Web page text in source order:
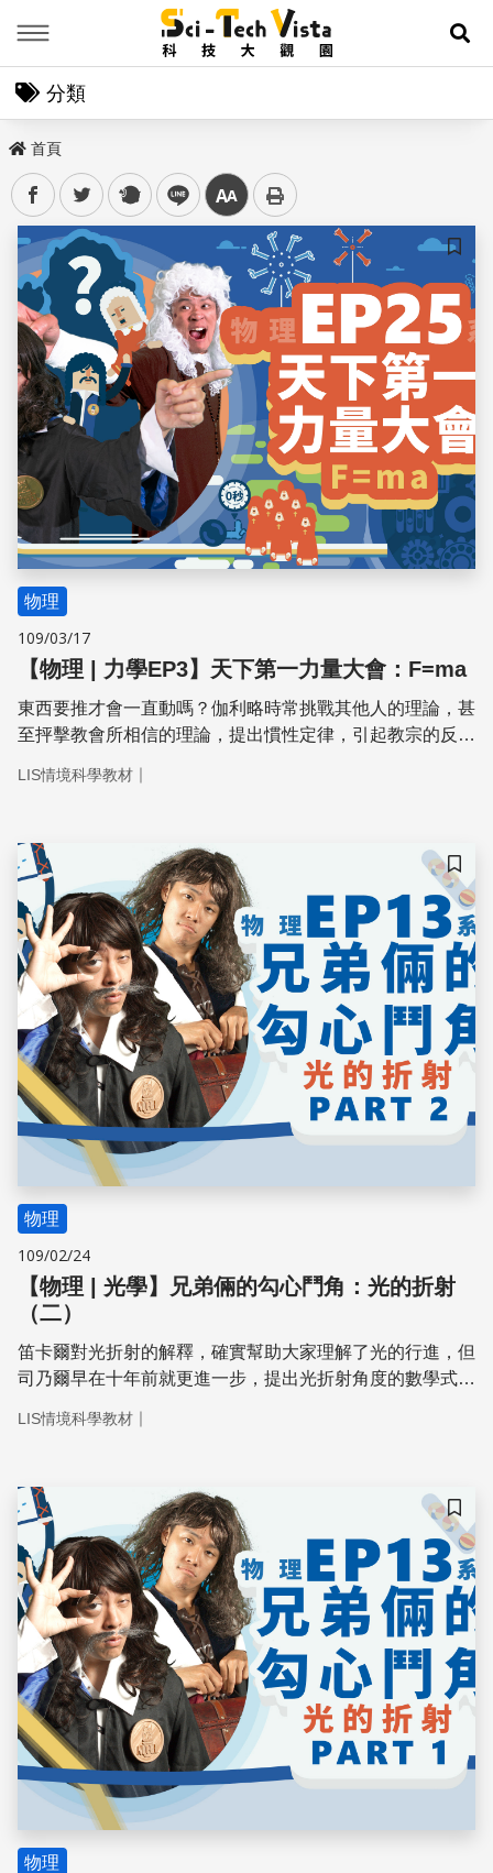
展
分類
首頁
facebooktwitter plurk line 中
儲存
物理
109/03/17
【物理 | 力學EP3】天下第一力量大會：F=ma
東西要推才會一直動嗎？伽利略時常挑戰其他人的理論，甚
至抨擊教會所相信的理論，提出慣性定律，引起教宗的反
LIS情境科學教材 ｜
儲存
物理
109/02/24
【物理 | 光學】兄弟倆的勾心鬥角：光的折射
（二）
笛卡爾對光折射的解釋，確實幫助大家理解了光的行進，但
司乃爾早在十年前就更進一步，提出光折射角度的數學式，
LIS情境科學教材 ｜
儲存
物理